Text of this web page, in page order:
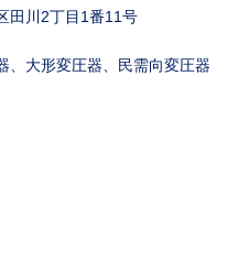
田川2丁目1番11号
、大形変圧器、民需向変圧器